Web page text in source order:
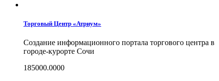
Торговый Центр «Атриум»
Создание информационного портала торгового центра в
городе-курорте Сочи
185000.0000